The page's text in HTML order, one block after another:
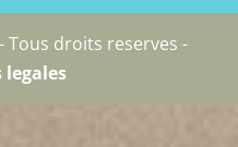
Tous droits reserves -